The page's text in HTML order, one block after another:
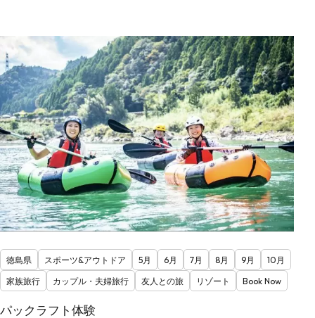
徳島県 スポーツ&アウトドア 5月 6月 7月 8月 9月
10月
家族旅行
カップル・夫婦旅行 友人との旅 リゾート Book Now
パックラフト体験